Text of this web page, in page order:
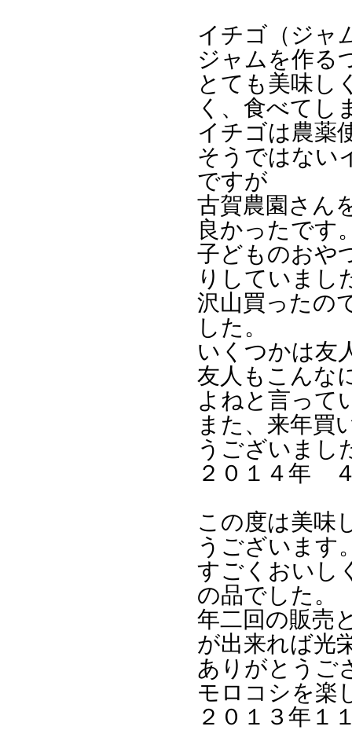
イチゴ（ジャ
ジャムを作る
とても美味し
く、食べてし
イチゴは農薬
そうではない
ですが
古賀農園さん
良かったです
子どものおや
りしていまし
沢山買ったの
した。
いくつかは友
友人もこんな
よねと言って
また、来年買
うございまし
２０１４年
この度は美味
うございます
すごくおいし
の品でした。
年二回の販売
が出来れば光
ありがとうご
モロコシを楽
２０１３年１